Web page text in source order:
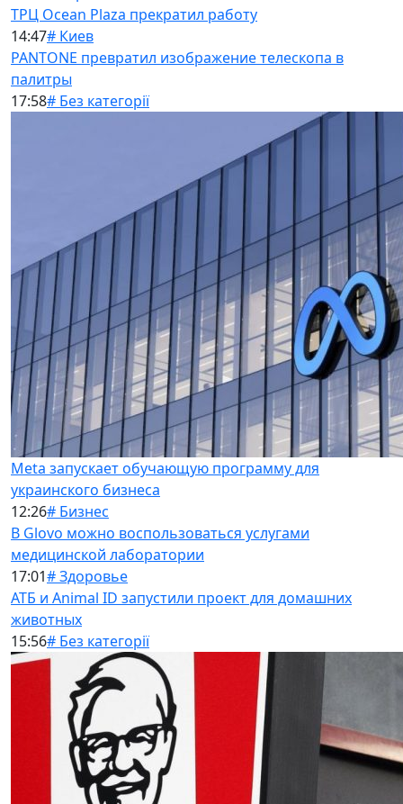
ТРЦ Ocean Plaza прекратил работу
14:47# Киев
PANTONE превратил изображение телескопа в
палитры
17:58# Без категорії
Meta запускает обучающую программу для
украинского бизнеса
12:26# Бизнес
В Glovo можно воспользоваться услугами
медицинской лаборатории
17:01# Здоровье
АТБ и Animal ID запустили проект для домашних
животных
15:56# Без категорії